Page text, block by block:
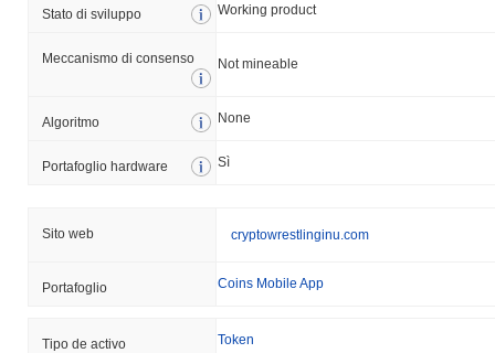
Stato di sviluppo Working product
Meccanismo di consenso Not mineable
Algoritmo None
Portafoglio hardware Sì
Sito web cryptowrestlinginu.com
Portafoglio Coins Mobile App
Tipo de activo Token